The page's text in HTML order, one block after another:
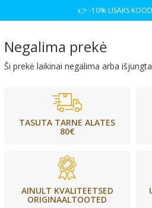
👉 -10% LISAKS
Negalima prekė
Ši prekė laikinai negalima arba
TASUTA TARNE ALATES
80€
AINULT KVALITEETSED
ORIGINAALTOOTED